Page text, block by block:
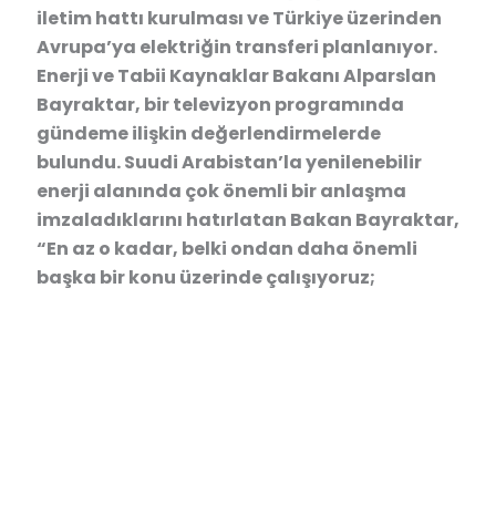
iletim hattı kurulması ve Türkiye üzerinden
Avrupa’ya elektriğin transferi planlanıyor.
Enerji ve Tabii Kaynaklar Bakanı Alparslan
Bayraktar, bir televizyon programında
gündeme ilişkin değerlendirmelerde
bulundu. Suudi Arabistan’la yenilenebilir
enerji alanında çok önemli bir anlaşma
imzaladıklarını hatırlatan Bakan Bayraktar,
“En az o kadar, belki ondan daha önemli
başka bir konu üzerinde çalışıyoruz;